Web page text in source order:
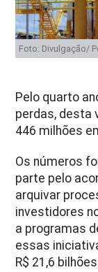
Foto: Divulgação/
Pelo quarto
perdas, desta
446 milhões
Os números
parte pelo
arquivar
investidores
a programas
essas
R$ 21,6